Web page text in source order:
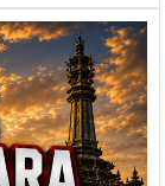
soal
Perubahan
APBD
Bali
2025,
Gubernur